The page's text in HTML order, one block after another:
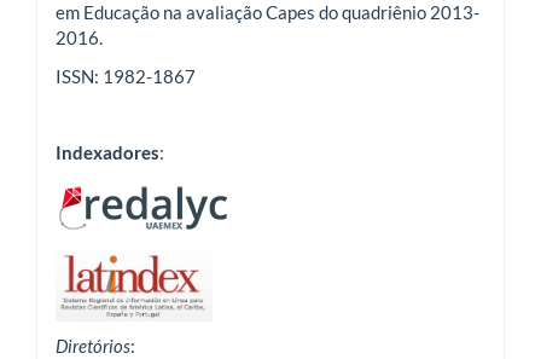
em Educação na avaliação Capes do quadriênio 2013-
2016.
ISSN: 1982-1867
Indexadores:
Diretórios: